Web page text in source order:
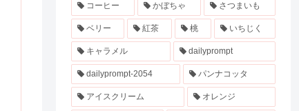
コーヒー かぼちゃ さつまいも
ベリー 紅茶 桃 いちじく
キャラメル dailyprompt
dailyprompt-2054 パンナコッタ
アイスクリーム オレンジ